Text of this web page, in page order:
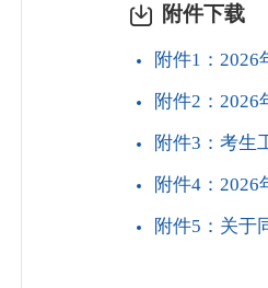
附件下载
附件1：
附件2：
附件3：考生
附件4：
附件5：关于